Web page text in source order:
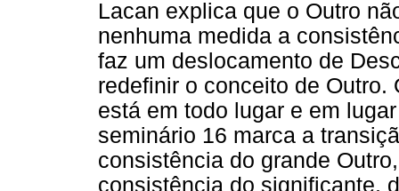
Lacan explica que o Outro
nenhuma medida a
faz um deslocamento de
redefinir o conceito de
está em todo lugar e em
seminário 16 marca a
consistência do grande
consistência do significante,